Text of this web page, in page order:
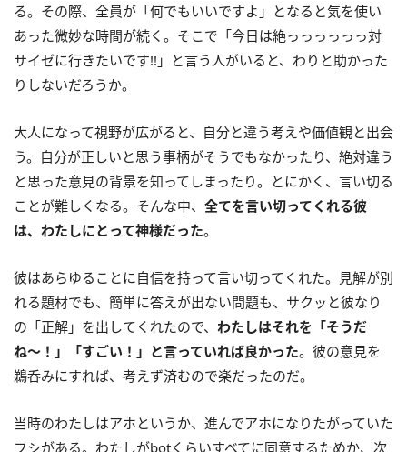
る。その際、全員が「何でもいいですよ」となると気を使い
あった微妙な時間が続く。そこで「今日は絶っっっっっっ対
サイゼに行きたいです!!」と言う人がいると、わりと助かった
りしないだろうか。
大人になって視野が広がると、自分と違う考えや価値観と出会
う。自分が正しいと思う事柄がそうでもなかったり、絶対違う
と思った意見の背景を知ってしまったり。とにかく、言い切る
ことが難しくなる。そんな中、 全てを言い切ってくれる彼
は、わたしにとって神様だった。
彼はあらゆることに自信を持って言い切ってくれた。見解が別
れる題材でも、簡単に答えが出ない問題も、サクッと彼なり
の「正解」を出してくれたので、 わたしはそれを「そうだ
ね〜！」「すごい！」と言っていれば良かった。彼の意見を
鵜呑みにすれば、考えず済むので楽だったのだ。
当時のわたしはアホというか、進んでアホになりたがっていた
フシがある。わたしがbotくらいすべてに同意するためか、次